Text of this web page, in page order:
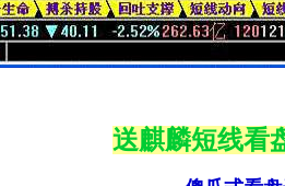
送麒麟短线看